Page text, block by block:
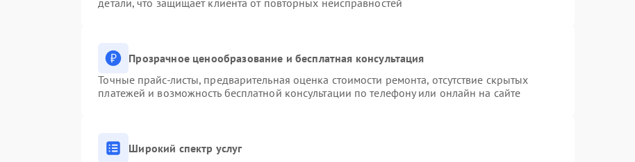
детали, что защищает клиента от повторных неисправностей
Прозрачное ценообразование и бесплатная консультация
Точные прайс-листы, предварительная оценка стоимости ремонта, отсутствие скрытых
платежей и возможность бесплатной консультации по телефону или онлайн на сайте
Широкий спектр услуг